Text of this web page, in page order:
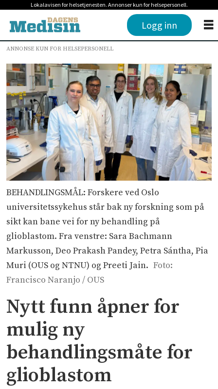
Lokalavisen for helsetjenesten. Annonser kun for helsepersonell.
Logg inn
ANNONSE KUN FOR HELSEPERSONELL
BEHANDLINGSMÅL: Forskere ved Oslo
universitetssykehus står bak ny forskning som på
sikt kan bane vei for ny behandling på
glioblastom. Fra venstre: Sara Bachmann
Markusson, Deo Prakash Pandey, Petra Sántha, Pia
Muri (OUS og NTNU) og Preeti Jain. Foto:
Francisco Naranjo / OUS
Nytt funn åpner for
mulig ny
behandlingsmåte for
glioblastom